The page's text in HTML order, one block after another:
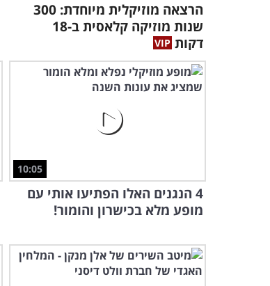
הרצאה מוזיקלית מיוחדת: 300
שנות מוזיקה קלאסית ב-18
דקות
10:05
4 הנגנים האלו הפתיעו אותי עם
מופע מלא בכישרון והומור!